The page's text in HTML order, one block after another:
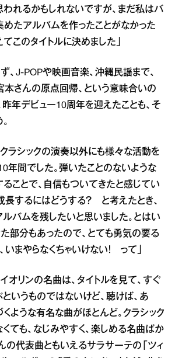
われるかもしれないですが、まだ私はバ
めたアルバムを作ったことがなかった
このタイトルに決めました」
、J-POPや映画音楽、沖縄民謡まで、
本さんの原点回帰、という意味合いの
昨年デビュー10周年を迎えたことも、そ
クラシックの演奏以外にも様々な活動を
年間でした。弾いたことのないような
ことで、自信もついてきたと感じてい
長するにはどうする？ と考えたとき、
バムを残したいと思いました。とはい
部分もあったので、とても勇気の要る
いまやらなくちゃいけない！ って」
オリンの名曲は、タイトルを見て、すぐ
いうものではないけど、聴けば、あ
くような有名な曲がほとんど。クラシック
ても、なじみやすく、楽しめる名曲ばか
の代表曲ともいえるサラサーテの「ツィ